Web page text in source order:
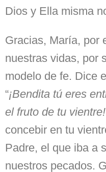
Dios y Ella misma
Gracias, María, por
nuestras vidas, por
modelo de fe. Dice
“¡Bendita tú eres
el fruto de tu
concebir en tu
Padre, el que iba a
nuestros pecados.